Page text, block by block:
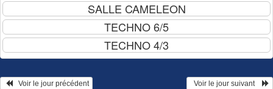
   Voir le jour précédent
  Voir le jour suivant